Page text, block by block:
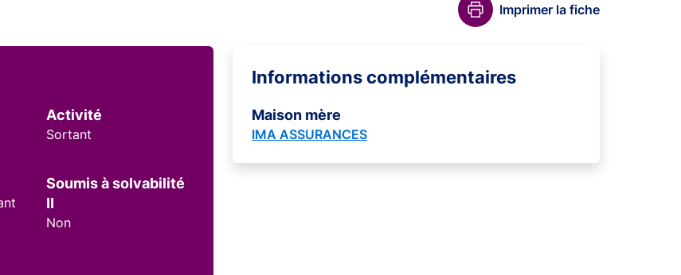
Imprimer la fiche
Activité
Sortant
Soumis à solvabilité
II
Non
Informations complémentaires
Maison mère
IMA ASSURANCES